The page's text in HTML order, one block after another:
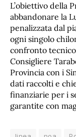
L’obiettivo della
abbandonare la
penalizzata dal
ogni singolo
confronto
Consigliere
Provincia con i
dati raccolti e
finanziarie per i
garantite con